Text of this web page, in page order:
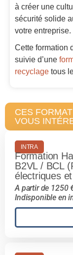
à créer une
sécurité solide
votre entreprise.
Cette formation
suivie d’une
recyclage tous
CES
VOUS
INTRA
Formation
B2VL / BCL
électriques
A partir de 1250
Indisponible en